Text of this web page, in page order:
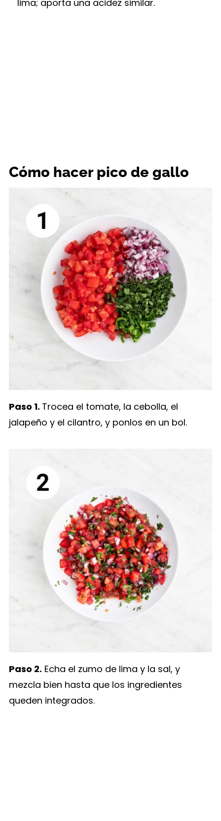
lima; aporta una acidez similar.
Cómo hacer pico de gallo
Paso 1. Trocea el tomate, la cebolla, el
jalapeño y el cilantro, y ponlos en un bol.
Paso 2. Echa el zumo de lima y la sal, y
mezcla bien hasta que los ingredientes
queden integrados.